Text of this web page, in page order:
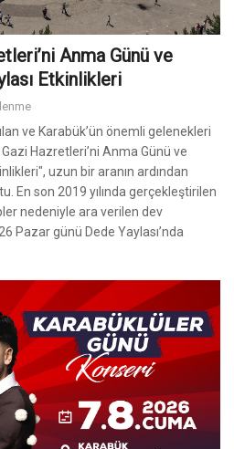
Anma Günü ve
Etkinlikleri
ve Karabük’ün önemli gelenekleri
Hazretleri’ni Anma Günü ve
uzun bir aranın ardından
En son 2019 yılında gerçekleştirilen
nedeniyle ara verilen dev
Pazar günü Dede Yaylası’nda